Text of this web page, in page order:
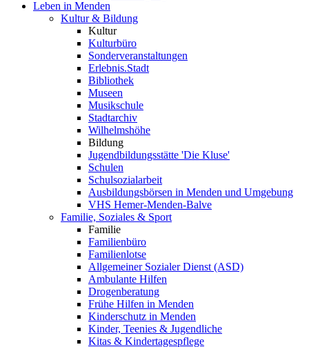
Leben in Menden
Kultur & Bildung
Kultur
Kulturbüro
Sonderveranstaltungen
Erlebnis.Stadt
Bibliothek
Museen
Musikschule
Stadtarchiv
Wilhelmshöhe
Bildung
Jugendbildungsstätte 'Die Kluse'
Schulen
Schulsozialarbeit
Ausbildungsbörsen in Menden und Umgebung
VHS Hemer-Menden-Balve
Familie, Soziales & Sport
Familie
Familienbüro
Familienlotse
Allgemeiner Sozialer Dienst (ASD)
Ambulante Hilfen
Drogenberatung
Frühe Hilfen in Menden
Kinderschutz in Menden
Kinder, Teenies & Jugendliche
Kitas & Kindertagespflege